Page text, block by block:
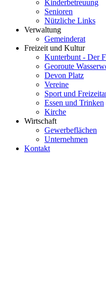
Kinderbetreuung
Senioren
Nützliche Links
Verwaltung
Gemeinderat
Freizeit und Kultur
Kunterbunt - Der
Georoute
Devon Platz
Vereine
Sport und
Essen und Trinken
Kirche
Wirtschaft
Gewerbeflächen
Unternehmen
Kontakt